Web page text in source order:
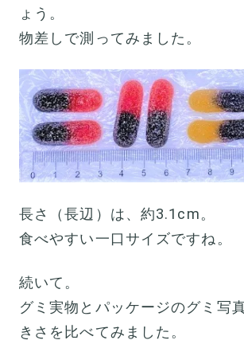
ょう。
物差しで測ってみました。
長さ（長辺）は、約3.1cm。
食べやすい一口サイズですね。
続いて。
グミ実物とパッケージのグミ写
きさを比べてみました。